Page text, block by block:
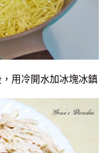
用冷開水加冰塊冰鎮